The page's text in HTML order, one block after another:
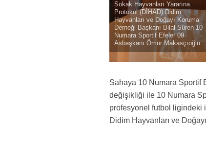
Sokak Hayvanları Yararına
Protokol (DİHAD) Didim
Hayvanları ve Doğayı Koruma
Derneği Başkanı Bilal Süren 10
Numara Sportif Efeler 09
Asbaşkanı Ömür Makasçıoğlu
Sahaya 10 Numara Sportif
değişikliği ile 10 Numara
profesyonel futbol ligindeki
Didim Hayvanları ve